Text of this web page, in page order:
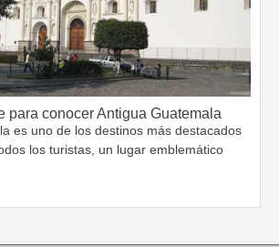
para conocer Antigua Guatemala
es uno de los destinos más destacados
los turistas, un lugar emblemático